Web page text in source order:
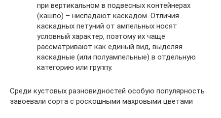
при вертикальном в подвесных контейнерах
(кашпо) – ниспадают каскадом. Отличия
каскадных петуний от ампельных носят
условный характер, поэтому их чаще
рассматривают как единый вид, выделяя
каскадные (или полуампельные) в отдельную
категорию или группу.
Среди кустовых разновидностей особую популярность
завоевали сорта с роскошными махровыми цветами